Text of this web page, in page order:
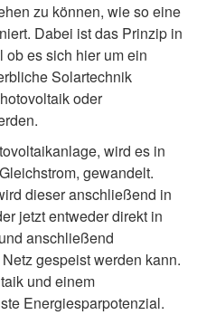
zu können, wie so eine
Dabei ist das Prinzip in
es sich hier um ein
Solartechnik
oder
wird es in
gewandelt.
dieser anschließend in
jetzt entweder direkt in
anschließend
gespeist werden kann.
und einem
Energiesparpotenzial.